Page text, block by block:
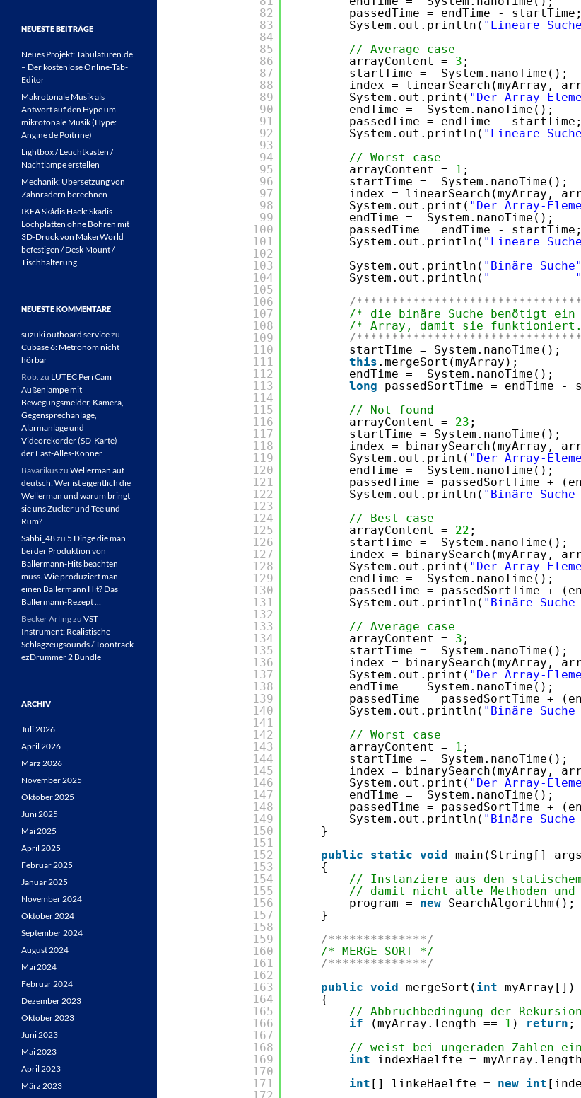
82
83
84
85
86
87
88
89
90
91
92
93
94
95
96
97
98
99
100
101
102
103
104
105
106
107
108
109
110
111
112
113
114
115
116
117
118
119
120
121
122
123
124
125
126
127
128
129
130
131
132
133
134
135
136
137
138
139
140
141
142
143
144
145
146
147
148
149
150
151
152
153
154
155
156
157
158
159
160
161
162
163
164
165
166
167
168
169
170
171
passedTime = endTime - startTime;
System.out.println( "Lineare
// Average case
arrayContent = 3 ;
startTime =  System.nanoTime();
index = linearSearch(myArray,
System.out.print( "Der Array-
endTime =  System.nanoTime();
passedTime = endTime - startTime;
System.out.println( "Lineare
// Worst case
arrayContent =
1 ;
startTime =  System.nanoTime();
index = linearSearch(myArray,
System.out.print( "Der Array-
endTime =  System.nanoTime();
passedTime = endTime - startTime;
System.out.println( "Lineare
System.out.println( "Binäre Suche"
System.out.println( "============"
/
/* die binäre Suche benötigt
/* Array, damit sie funktioniert.
/
startTime = System.nanoTime();
this .mergeSort(myArray);
endTime =  System.nanoTime();
long
passedSortTime = endTime -
// Not found
arrayContent = 23 ;
startTime = System.nanoTime();
index = binarySearch(myArray,
System.out.print( "Der Array-
endTime =  System.nanoTime();
passedTime = passedSortTime +
System.out.println( "Binäre
// Best case
arrayContent = 22 ;
startTime =  System.nanoTime();
index = binarySearch(myArray,
System.out.print( "Der Array-
endTime =  System.nanoTime();
passedTime = passedSortTime +
System.out.println( "Binäre
// Average case
arrayContent = 3 ;
startTime =  System.nanoTime();
index = binarySearch(myArray,
System.out.print( "Der Array-
endTime =  System.nanoTime();
passedTime = passedSortTime +
System.out.println( "Binäre
// Worst case
arrayContent =
1 ;
startTime =  System.nanoTime();
index = binarySearch(myArray,
System.out.print( "Der Array-
endTime =  System.nanoTime();
passedTime = passedSortTime +
System.out.println( "Binäre
}
public
static void main(String[]
{
// Instanziere aus den statischem
// damit nicht alle Methoden
program = new SearchAlgorithm();
}
/**************/
/* MERGE SORT */
/**************/
public void mergeSort( int myArray[])
{
// Abbruchbedingung der
if
(myArray.length == 1 ) return ;
// weist bei ungeraden Zahlen
int
indexHaelfte =
int [] linkeHaelfte = new int
NEUESTE BEITRÄGE
Neues Projekt: Tabulaturen.de
– Der kostenlose Online-Tab-
Editor
Makrotonale Musik als
Antwort auf den Hype um
mikrotonale Musik (Hype:
Angine de Poitrine)
Lightbox / Leuchtkasten /
Nachtlampe erstellen
Mechanik: Übersetzung von
Zahnrädern berechnen
IKEA Skådis Hack: Skadis
Lochplatten ohne Bohren mit
3D-Druck von MakerWorld
befestigen / Desk Mount /
Tischhalterung
NEUESTE KOMMENTARE
suzuki outboard servicezu
Cubase 6: Metronom nicht
hörbar
Rob. zu LUTEC Peri Cam
Außenlampe mit
Bewegungsmelder, Kamera,
Gegensprechanlage,
Alarmanlage und
Videorekorder (SD-Karte) –
der Fast-Alles-Könner
Bavarikuszu Wellerman auf
deutsch: Wer ist eigentlich die
Wellerman und warum bringt
sie uns Zucker und Tee und
Rum?
Sabbi_48zu 5 Dinge die man
bei der Produktion von
Ballermann-Hits beachten
muss. Wie produziert man
einen Ballermann Hit? Das
Ballermann-Rezept …
Becker Arlingzu VST
Instrument: Realistische
Schlagzeugsounds / Toontrack
ezDrummer 2 Bundle
ARCHIV
Juli 2026
April 2026
März 2026
November 2025
Oktober 2025
Juni 2025
Mai 2025
April 2025
Februar 2025
Januar 2025
November 2024
Oktober 2024
September 2024
August 2024
Mai 2024
Februar 2024
Dezember 2023
Oktober 2023
Juni 2023
Mai 2023
April 2023
März 2023